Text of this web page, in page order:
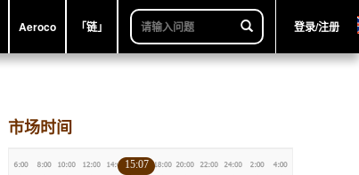
Aeroco 「链」 登录/注册
市场时间
15:07